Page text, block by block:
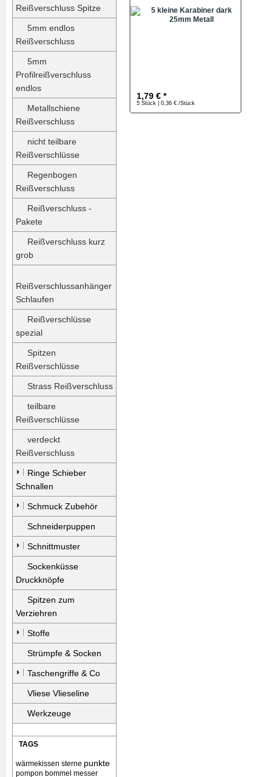
Reißverschluss Spitze
5mm endlos
Reißverschluss
5mm
Profilreißverschluss
endlos
Metallschiene
Reißverschluss
nicht teilbare
Reißverschlüsse
Regenbogen
Reißverschluss
Reißverschluss -
Pakete
Reißverschluss kurz
grob
Reißverschlussanhänger
Schlaufen
Reißverschlüsse
spezial
Spitzen
Reißverschlüsse
Strass Reißverschluss
teilbare
Reißverschlüsse
verdeckt
Reißverschluss
Ringe Schieber
Schnallen
Schmuck Zubehör
Schneiderpuppen
Schnittmuster
Sockenküsse
Druckknöpfe
Spitzen zum
Verziehren
Stoffe
Strümpfe & Socken
Taschengriffe & Co
Vliese Vlieseline
Werkzeuge
TAGS
wärmekissen sterne punkte
pompon bommel messer
1,79 € *
5 Stück | 0,36 € /Stück